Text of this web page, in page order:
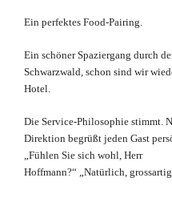
Ein perfektes Food-Pairing.
Ein schöner Spaziergang durch
Schwarzwald, schon sind wir
Hotel.
Die Service-Philosophie stimmt.
Direktion begrüßt jeden Gast
„Fühlen Sie sich wohl, Herr
Hoffmann?“ „Natürlich,